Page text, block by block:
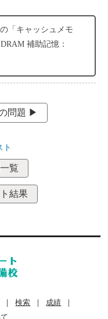
「キャッシュメモ
補助記憶：
問題 ▶︎
ト
覧
結果
検索 成績